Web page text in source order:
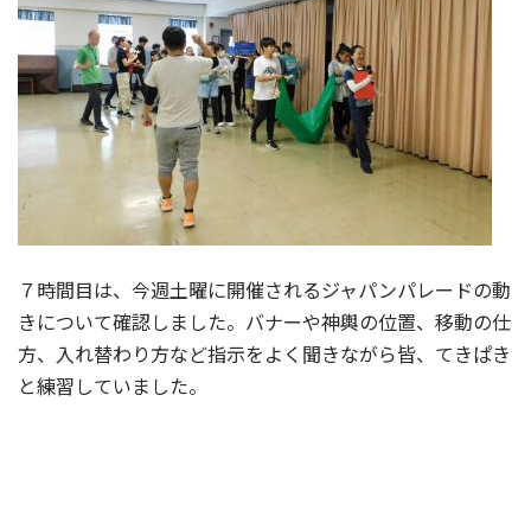
７時間目は、今週土曜に開催されるジャパンパレードの動
きについて確認しました。バナーや神輿の位置、移動の仕
方、入れ替わり方など指示をよく聞きながら皆、てきぱき
と練習していました。